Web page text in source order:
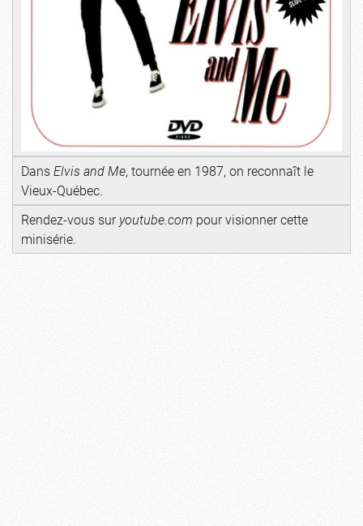
DansElvis and Me, tournée en 1987, on reconnaît le
Vieux-Québec.
Rendez-vous suryoutube.com pour visionner cette
minisérie.